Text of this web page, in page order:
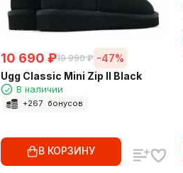
10 690 ₽19 990 ₽ -47%
Ugg Classic Mini Zip II Black
В наличии
+267 бонусов
В КОРЗИНУ